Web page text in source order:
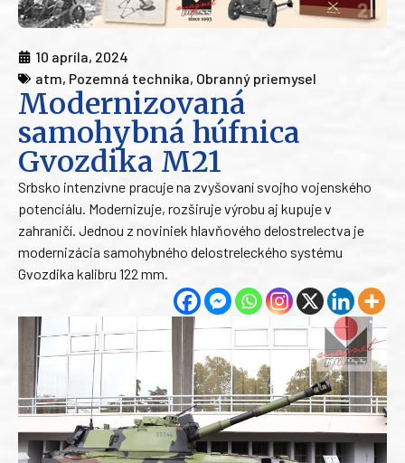
10 apríla, 2024
atm, Pozemná technika, Obranný priemysel
Modernizovaná
samohybná húfnica
Gvozdika M21
Srbsko intenzívne pracuje na zvyšovaní svojho vojenského
potenciálu. Modernizuje, rozširuje výrobu aj kupuje v
zahraničí. Jednou z noviniek hlavňového delostrelectva je
modernizácia samohybného delostreleckého systému
Gvozdika kalibru 122 mm.